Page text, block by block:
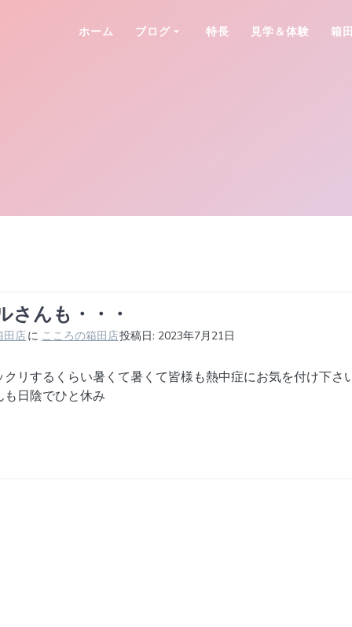
ホーム ブログ 特長 見学＆体験 箱
さんも・・・
田店 に こころの箱田店投稿日: 2023年7月21日
クリするくらい暑くて暑くて皆様も熱中症にお気を付け下さ
も日陰でひと休み